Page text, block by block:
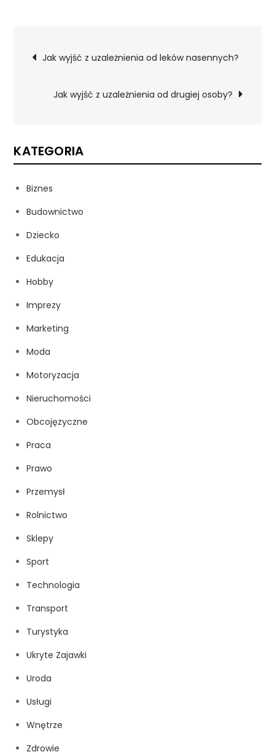
Nawigacja
wpisu
Jak wyjść z uzależnienia od leków nasennych?
Jak wyjść z uzależnienia od drugiej osoby?
KATEGORIA
Biznes
Budownictwo
Dziecko
Edukacja
Hobby
Imprezy
Marketing
Moda
Motoryzacja
Nieruchomości
Obcojęzyczne
Praca
Prawo
Przemysł
Rolnictwo
Sklepy
Sport
Technologia
Transport
Turystyka
Ukryte Zajawki
Uroda
Usługi
Wnętrze
Zdrowie